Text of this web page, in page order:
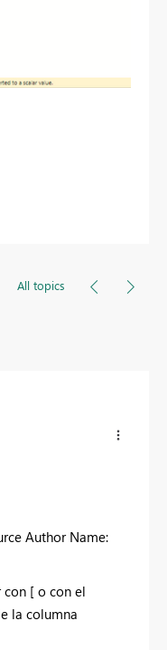
All topics
Author Name:
con [ o con el
la columna